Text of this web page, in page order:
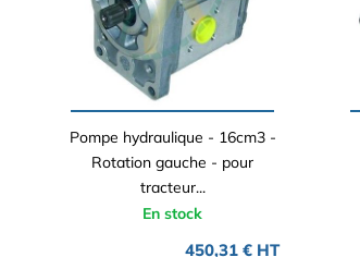
Pompe hydraulique - 16cm3 -
Rotation gauche - pour
tracteur...
En stock
450,31 € HT